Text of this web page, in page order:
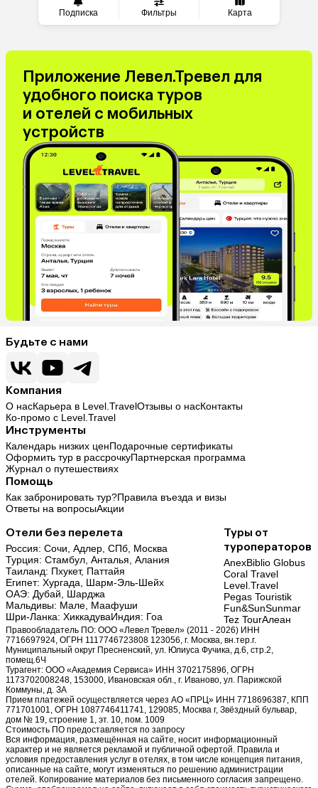
Подписка Фильтры Карта
Приложение Левел.Тревел для
удобного поиска туров
и отелей с мобильных
устройств
Будьте с нами
Компания
О насКарьера в Level.TravelОтзывы о насКонтакты
Ко-промо с Level.Travel
Инструменты
Календарь низких ценПодарочные сертификаты
Оформить тур в рассрочкуПартнерская программа
Журнал о путешествиях
Помощь
Как забронировать тур?Правила въезда и визы
Ответы на вопросыАкции
Отели без перелета
Россия: Сочи, Адлер, СПб, Москва
Турция: Стамбул, Анталья, Алания
Таиланд: Пхукет, Паттайя
Египет: Хургада, Шарм-Эль-Шейх
ОАЭ: Дубай, Шарджа
Мальдивы: Мале, Маафуши
Шри-Ланка: ХиккадуваИндия: Гоа
Туры от
туроператоров
AnexBiblio Globus
Coral Travel
Level.Travel
Pegas Touristik
Fun&SunSunmar
Tez TourАлеан
Правообладатель ПО: ООО «Левел Тревел» (2011 - 2026) ИНН
7716697924, ОГРН 1117746723808 123056, г. Москва, вн.тер.г.
Муниципальный округ Пресненский, ул. Юлиуса Фучика, д.6, стр.2,
помещ.6Ч
Турагент: ООО «Академия Сервиса» ИНН 3702175896, ОГРН
1173702008248, 153000, Ивановская обл., г. Иваново, ул. Парижской
Коммуны, д. ЗА
Прием платежей осуществляется через АО «ПРЦ» ИНН 7718696387, КПП
771701001, ОГРН 1087746411741, 129085, Москва г, Звёздный бульвар,
дом № 19, строение 1, эт. 10, пом. 1009
Стоимость ПО предоставляется по запросу
Вся информация, размещённая на сайте, носит информационный
характер и не является рекламой и публичной офертой. Правила и
условия предоставления услуг в отелях, в том числе концепция питания,
описанные на сайте, могут изменяться по решению администрации
отелей. Копирование материалов без письменного согласия запрещено.